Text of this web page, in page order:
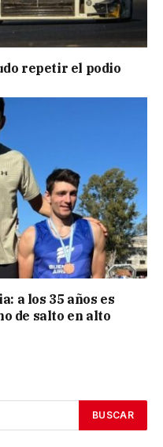
repetir el podio
a los 35 años es
de salto en alto